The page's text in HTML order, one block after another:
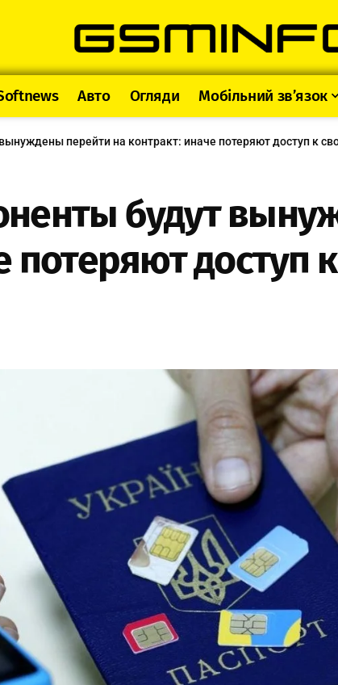
Авто Огляди Мобільний зв’язок
перейти на контракт: иначе потеряют доступ к
будут
потеряют доступ